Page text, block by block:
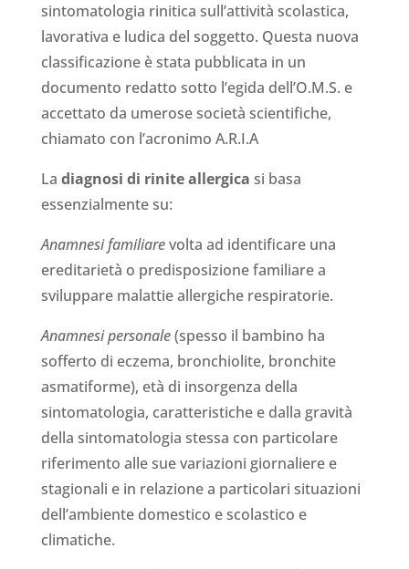
sintomatologia rinitica sull’attività scolastica,
lavorativa e ludica del soggetto. Questa nuova
classificazione è stata pubblicata in un
documento redatto sotto l’egida dell’O.M.S. e
accettato da umerose società scientifiche,
chiamato con l’acronimo A.R.I.A
La diagnosi di rinite allergica si basa
essenzialmente su:
Anamnesi familiarevolta ad identificare una
ereditarietà o predisposizione familiare a
sviluppare malattie allergiche respiratorie.
Anamnesi personale(spesso il bambino ha
sofferto di eczema, bronchiolite, bronchite
asmatiforme), età di insorgenza della
sintomatologia, caratteristiche e dalla gravità
della sintomatologia stessa con particolare
riferimento alle sue variazioni giornaliere e
stagionali e in relazione a particolari situazioni
dell’ambiente domestico e scolastico e
climatiche.